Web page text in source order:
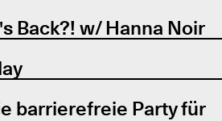
Back?! w/ Hanna Noir
barrierefreie Party für